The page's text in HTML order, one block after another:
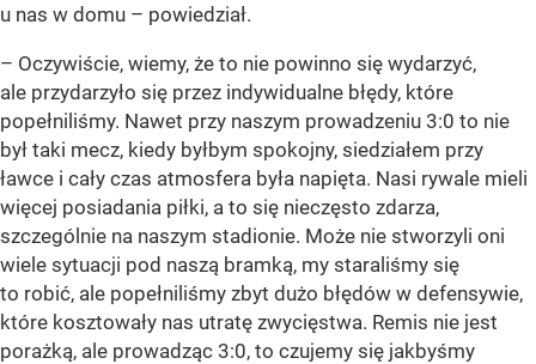
u nas w domu – powiedział.
– Oczywiście, wiemy, że to nie powinno się wydarzyć,
ale przydarzyło się przez indywidualne błędy, które
popełniliśmy. Nawet przy naszym prowadzeniu 3:0 to nie
był taki mecz, kiedy byłbym spokojny, siedziałem przy
ławce i cały czas atmosfera była napięta. Nasi rywale mieli
więcej posiadania piłki, a to się nieczęsto zdarza,
szczególnie na naszym stadionie. Może nie stworzyli oni
wiele sytuacji pod naszą bramką, my staraliśmy się
to robić, ale popełniliśmy zbyt dużo błędów w defensywie,
które kosztowały nas utratę zwycięstwa. Remis nie jest
porażką, ale prowadząc 3:0, to czujemy się jakbyśmy